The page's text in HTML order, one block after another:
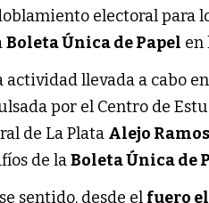
electoral para
Boleta Única de Papel en
actividad llevada a cabo
por el Centro de
de La Plata Alejo
de laBoleta Única de
sentido, desde el fuero